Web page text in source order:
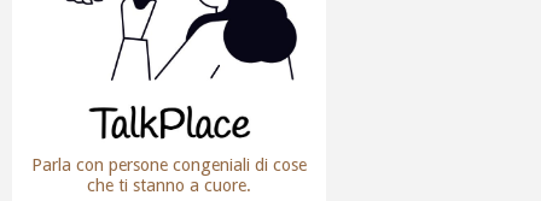
Parla con persone congeniali di cose
che ti stanno a cuore.